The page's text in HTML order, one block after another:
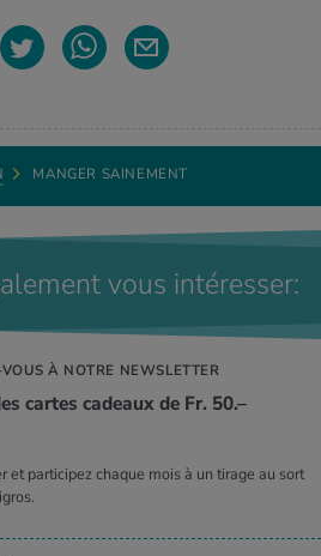
MANGER SAINEMENT
vous intéresser:
À NOTRE NEWSLETTER
cartes cadeaux de Fr. 50.–
participez chaque mois à un tirage au sort